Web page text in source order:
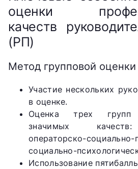
оценки
качеств
(РП)
Метод групповой
Участие нескольких
в оценке.
Оценка трех групп
значимых качеств:
операторско-
социально-
Использование